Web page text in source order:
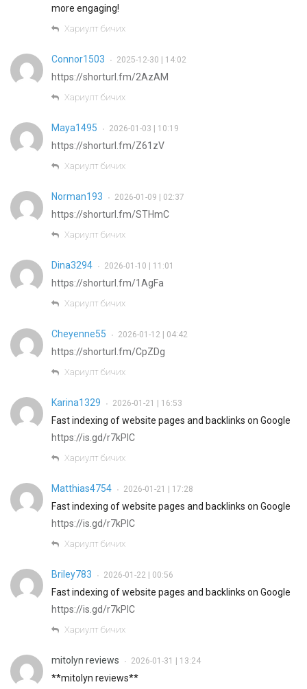
more engaging!
Хариулт бичих
Connor1503 • 2025-12-30 | 14:02
https://shorturl.fm/2AzAM
Хариулт бичих
Maya1495 • 2026-01-03 | 10:19
https://shorturl.fm/Z61zV
Хариулт бичих
Norman193 • 2026-01-09 | 02:37
https://shorturl.fm/STHmC
Хариулт бичих
Dina3294 • 2026-01-10 | 11:01
https://shorturl.fm/1AgFa
Хариулт бичих
Cheyenne55 • 2026-01-12 | 04:42
https://shorturl.fm/CpZDg
Хариулт бичих
Karina1329 • 2026-01-21 | 16:53
Fast indexing of website pages and backlinks on Google
https://is.gd/r7kPlC
Хариулт бичих
Matthias4754 • 2026-01-21 | 17:28
Fast indexing of website pages and backlinks on Google
https://is.gd/r7kPlC
Хариулт бичих
Briley783 • 2026-01-22 | 00:56
Fast indexing of website pages and backlinks on Google
https://is.gd/r7kPlC
Хариулт бичих
mitolyn reviews • 2026-01-31 | 13:24
**mitolyn reviews**